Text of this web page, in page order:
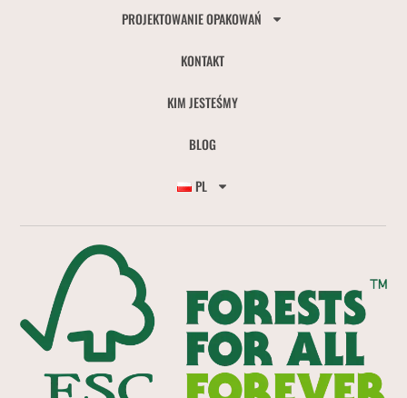
PROJEKTOWANIE OPAKOWAŃ
KONTAKT
KIM JESTEŚMY
BLOG
PL